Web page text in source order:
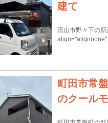
建て
流山市野々下の
町田市常
のクール